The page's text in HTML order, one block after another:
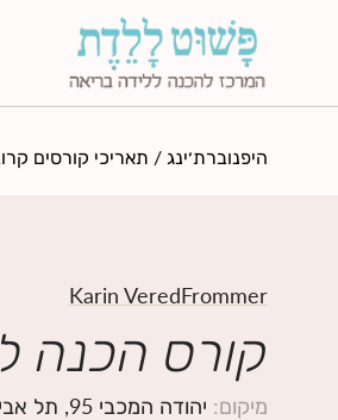
היפנוברת׳ינג/ תאריכי קורסים
Karin VeredFrommer
קורס הכנה
מיקום: יהודה המכבי 95, תל אביב-יפו